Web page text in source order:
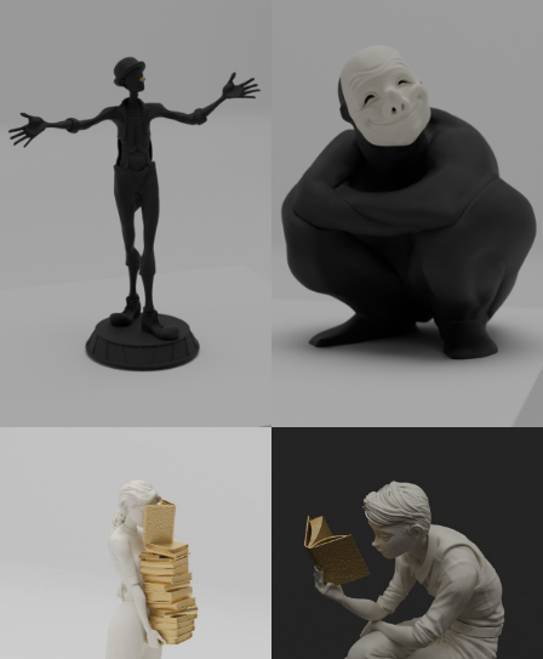
instrumento entre lembranças e sonhos, trazendo
consigo o imaginário de um Brasil profundo, sensível e
cheio de histórias. A obra convida o espectador a
contemplar a beleza da simplicidade, a força da memória e
a identidade cultural presentes em cada detalhe.